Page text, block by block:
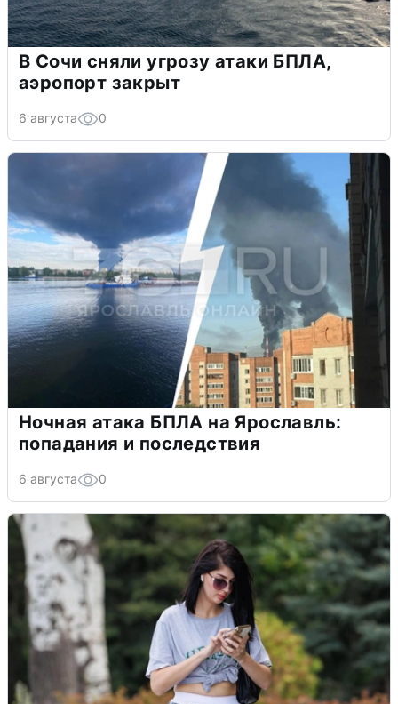
В Сочи сняли угрозу атаки БПЛА,
аэропорт закрыт
6 августа 0
Ночная атака БПЛА на Ярославль:
попадания и последствия
6 августа 0